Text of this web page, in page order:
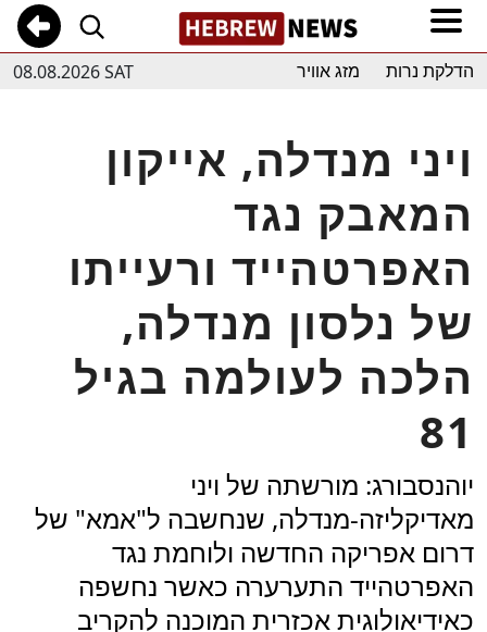
08.08.2026 SAT הדלקת נרות מזג אוויר
ויני מנדלה, אייקון
המאבק נגד
האפרטהייד ורעייתו
של נלסון מנדלה,
הלכה לעולמה בגיל
81
יוהנסבורג: מורשתה של ויני
מאדיקליזה-מנדלה, שנחשבה ל"אמא" של
דרום אפריקה החדשה ולוחמת נגד
האפרטהייד התערערה כאשר נחשפה
כאידיאולוגית אכזרית המוכנה להקריב